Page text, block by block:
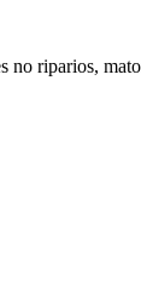
riparios,